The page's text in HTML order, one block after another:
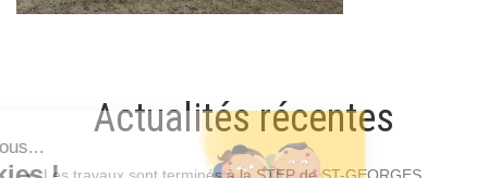
Actualités récentes